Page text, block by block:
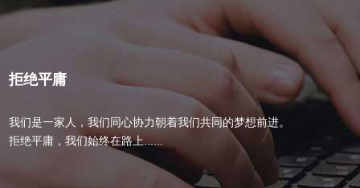
拒绝平庸
我们是一家人，我们同心协力朝着我们共同的梦想前进。
拒绝平庸，我们始终在路上......